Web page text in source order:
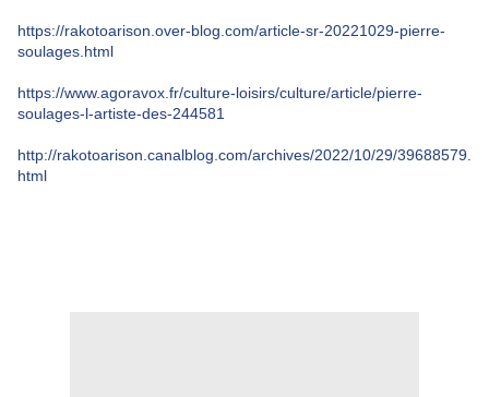
https://rakotoarison.over-blog.com/article-sr-20221029-pierre-
soulages.html
https://www.agoravox.fr/culture-loisirs/culture/article/pierre-
soulages-l-artiste-des-244581
http://rakotoarison.canalblog.com/archives/2022/10/29/39688579.
html